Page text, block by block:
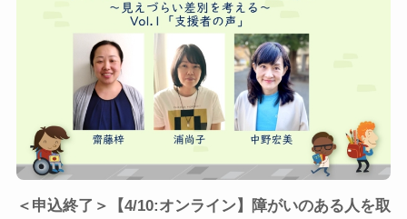
＜申込終了＞【4/10:オンライン】障がいのある人を取